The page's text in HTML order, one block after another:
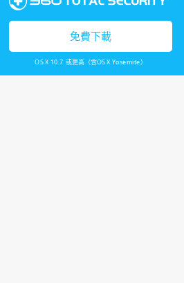
免費下載
OS X 10.7 或更高（含OS X Yosemite）